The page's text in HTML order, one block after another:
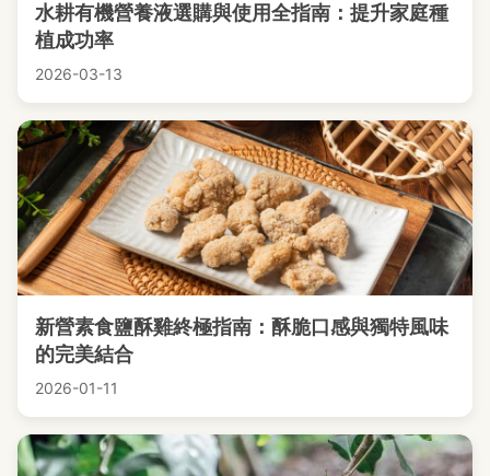
水耕有機營養液選購與使用全指南：提升家庭種
植成功率
2026-03-13
新營素食鹽酥雞終極指南：酥脆口感與獨特風味
的完美結合
2026-01-11